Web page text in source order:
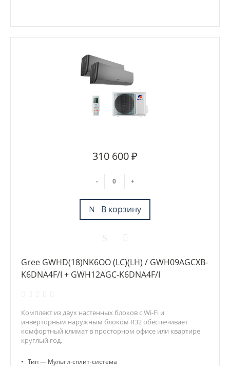
310 600 ₽
- +
В корзину
Gree GWHD(18)NK6OO (LC)(LH) / GWH09AGCXB-
K6DNA4F/I + GWH12AGC-K6DNA4F/I
Комплект из двух настенных блоков с Wi-Fi и
инверторным наружным блоком R32 обеспечивает
комфортный климат в просторном офисе или квартире
круглый год.
• Тип — Мульти-сплит-система